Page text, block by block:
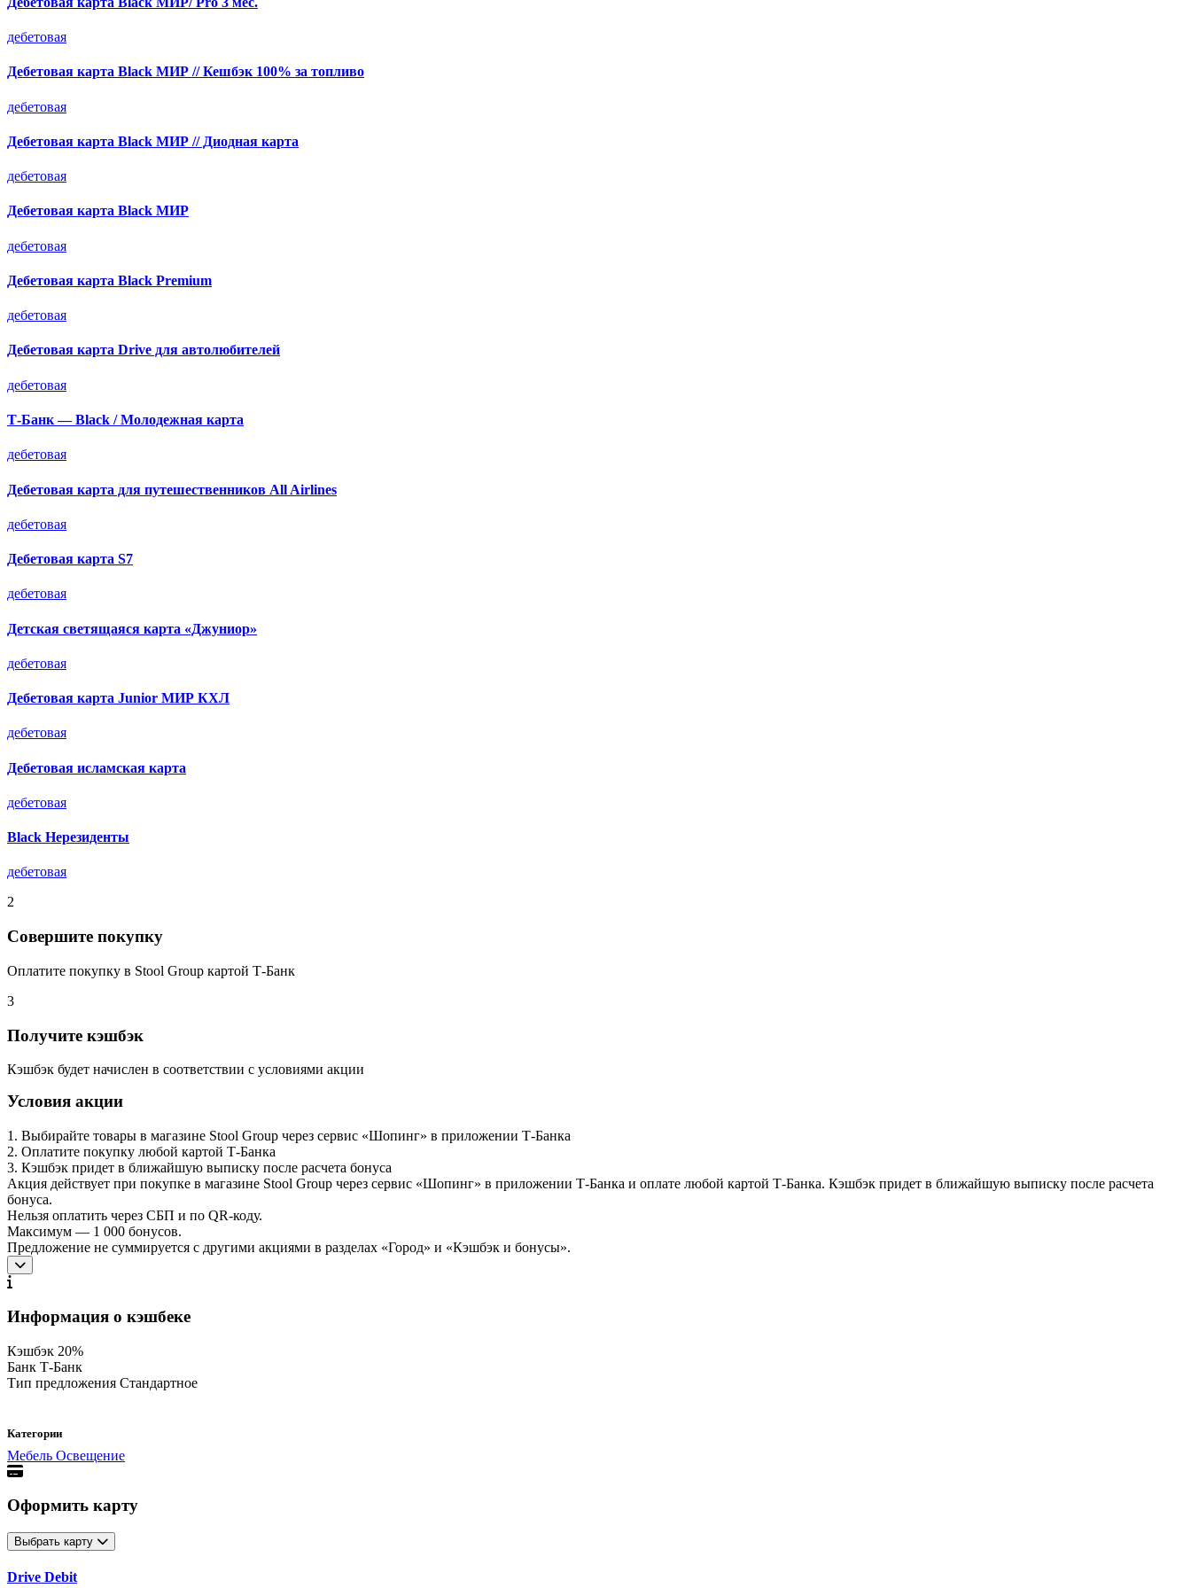
дебетовая
Дебетовая карта Black МИР // Кешбэк 100% за топливо
дебетовая
Дебетовая карта Black МИР // Диодная карта
дебетовая
Дебетовая карта Black МИР
дебетовая
Дебетовая карта Black Premium
дебетовая
Дебетовая карта Drive для автолюбителей
дебетовая
Т-Банк — Black / Молодежная карта
дебетовая
Дебетовая карта для путешественников All Airlines
дебетовая
Дебетовая карта S7
дебетовая
Детская светящаяся карта «Джуниор»
дебетовая
Дебетовая карта Junior МИР КХЛ
дебетовая
Дебетовая исламская карта
дебетовая
Black Нерезиденты
дебетовая
2
Совершите покупку
Оплатите покупку в Stool Group картой Т-Банк
3
Получите кэшбэк
Кэшбэк будет начислен в соответствии с условиями акции
Условия акции
1. Выбирайте товары в магазине Stool Group через сервис «Шопинг» в приложении Т-Банка
2. Оплатите покупку любой картой Т‑Банка
3. Кэшбэк придет в ближайшую выписку после расчета бонуса
Акция действует при покупке в магазине Stool Group через сервис «Шопинг» в приложении Т-Банка и оплате любой картой Т-Банка. Кэшбэк придет в ближайшую выписку после расчета
бонуса.
Нельзя оплатить через СБП и по QR-коду.
Максимум — 1 000 бонусов.
Предложение не суммируется с другими акциями в разделах «Город» и «Кэшбэк и бонусы».
Информация о кэшбеке
Кэшбэк 20%
Банк Т-Банк
Тип предложения Стандартное
Категории
Мебель Освещение
Оформить карту
Выбрать карту
Drive Debit